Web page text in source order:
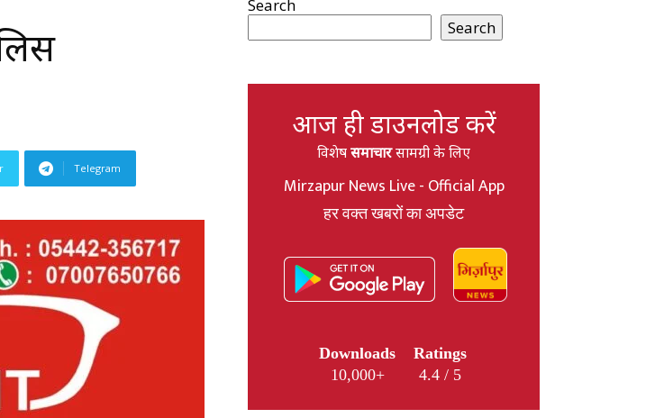
Hindi
News,
Latest
Telegram
Search
Search
आज ही डाउनलोड करें
विशेषसमाचारसामग्री के लिए
Mirzapur News Live - Official App
हर वक्त खबरों का अपडेट
Downloads
10,000+
Ratings
4.4 / 5